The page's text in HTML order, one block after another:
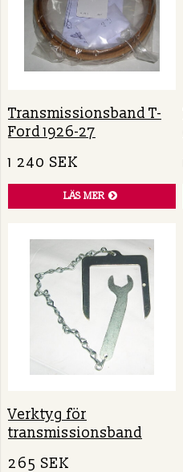
Transmissionsband T-
Ford 1926-27
1 240 SEK
LÄS MER
Verktyg för
transmissionsband
265 SEK